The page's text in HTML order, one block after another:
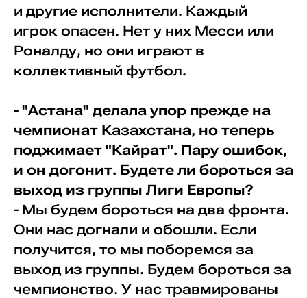
и другие исполнители. Каждый
игрок опасен. Нет у них Месси или
Роналду, но они играют в
коллективный футбол.
- "Астана" делала упор прежде на
чемпионат Казахстана, но теперь
поджимает "Кайрат". Пару ошибок,
и он догонит. Будете ли бороться за
выход из группы Лиги Европы?
- Мы будем бороться на два фронта.
Они нас догнали и обошли. Если
получится, то мы поборемся за
выход из группы. Будем бороться за
чемпионство. У нас травмированы